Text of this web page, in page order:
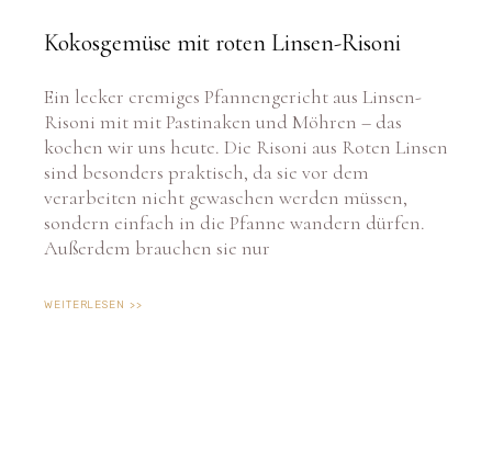
Risoni mit mit Pastinaken und Möhren – das
kochen wir uns heute. Die Risoni aus Roten Linsen
sind besonders praktisch, da sie vor dem
verarbeiten nicht gewaschen werden müssen,
sondern einfach in die Pfanne wandern dürfen.
Außerdem brauchen sie nur